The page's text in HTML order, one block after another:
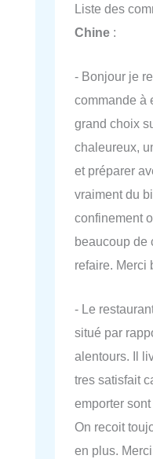
Liste des
Chine :
- Bonjour je
commande à
grand choix
chaleureux,
et préparer
vraiment du
confinement
beaucoup de
refaire. Merci
- Le
situé par
alentours. Il
tres satisfait
emporter
On recoit
en plus.